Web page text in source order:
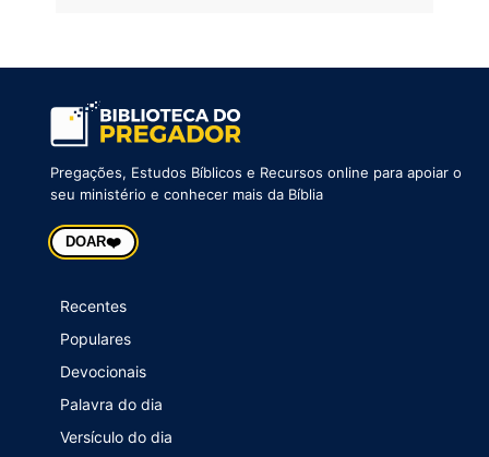
Pregações, Estudos Bíblicos e Recursos online para apoiar o
seu ministério e conhecer mais da Bíblia
DOAR❤️
Recentes
Populares
Devocionais
Palavra do dia
Versículo do dia